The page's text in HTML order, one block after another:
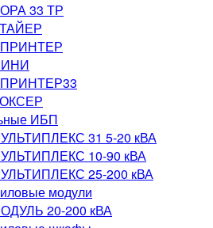
33 ТР
ИБП
31 5-20 кВА
10-90 кВА
25-200 кВА
модули
20-200 кВА